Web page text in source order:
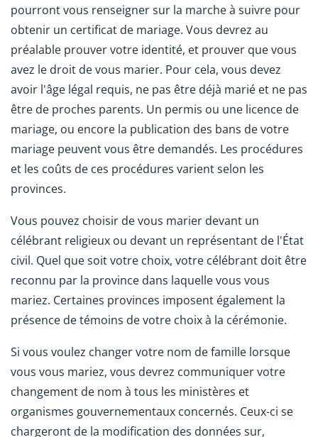
pourront vous renseigner sur la marche à suivre pour
obtenir un certificat de mariage. Vous devrez au
préalable prouver votre identité, et prouver que vous
avez le droit de vous marier. Pour cela, vous devez
avoir l'âge légal requis, ne pas être déjà marié et ne pas
être de proches parents. Un permis ou une licence de
mariage, ou encore la publication des bans de votre
mariage peuvent vous être demandés. Les procédures
et les coûts de ces procédures varient selon les
provinces.
Vous pouvez choisir de vous marier devant un
célébrant religieux ou devant un représentant de l'État
civil. Quel que soit votre choix, votre célébrant doit être
reconnu par la province dans laquelle vous vous
mariez. Certaines provinces imposent également la
présence de témoins de votre choix à la cérémonie.
Si vous voulez changer votre nom de famille lorsque
vous vous mariez, vous devrez communiquer votre
changement de nom à tous les ministères et
organismes gouvernementaux concernés. Ceux-ci se
chargeront de la modification des données sur,